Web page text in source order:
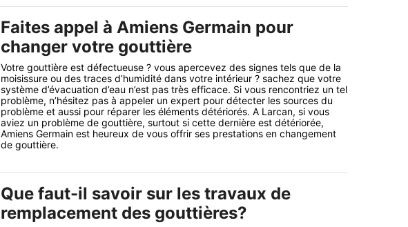
Faites appel à Amiens Germain pour
changer votre gouttière
Votre gouttière est défectueuse ? vous apercevez des signes tels que de la
moisissure ou des traces d’humidité dans votre intérieur ? sachez que votre
système d’évacuation d’eau n’est pas très efficace. Si vous rencontriez un tel
problème, n’hésitez pas à appeler un expert pour détecter les sources du
problème et aussi pour réparer les éléments détériorés. A Larcan, si vous
aviez un problème de gouttière, surtout si cette dernière est détériorée,
Amiens Germain est heureux de vous offrir ses prestations en changement
de gouttière.
Que faut-il savoir sur les travaux de
remplacement des gouttières?